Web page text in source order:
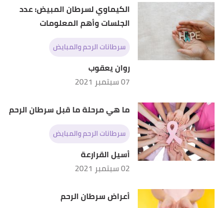
الكيماوي لسرطان المبيض: عدد
الجلسات وأهم المعلومات
سرطانات الرحم والمبايض
روان يعقوب
07 سبتمبر 2021
ما هي مرحلة ما قبل سرطان الرحم
سرطانات الرحم والمبايض
أسيل القرارعة
02 سبتمبر 2021
أعراض سرطان الرحم